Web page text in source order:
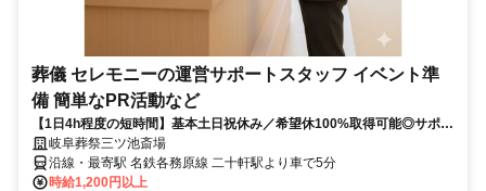
葬儀 セレモニーの運営サポートスタッフ イベント準
備 簡単なPR活動など
【1日4h程度の短時間】基本土日祝休み／希望休100%取得可能◎サポー
トメインの簡単業務で小さいお子さんがいる方、年齢を気にされている
方、定年したけどまだまだ働きたい方などどんな方も応募OK☆
岐阜葬祭三ツ池斎場
沿線・最寄駅 名鉄各務原線 二十軒駅より車で5分
時給1,200円以上